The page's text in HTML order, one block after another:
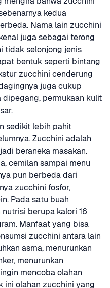
kedua
Nama lain zucchini
juga sebagai terong
tidak selonjong jenis
bentuk seperti bintang
zucchini cenderung
juga cukup
permukaan kulit
sedikit lebih pahit
Zucchini adalah
beraneka masakan.
cemilan sampai menu
pun berbeda dari
zucchini fosfor,
Pada satu buah
berupa kalori 16
Manfaat yang bisa
zucchini antara lain
asma, menurunkan
menurunkan
mencoba olahan
ini olahan zucchini yang